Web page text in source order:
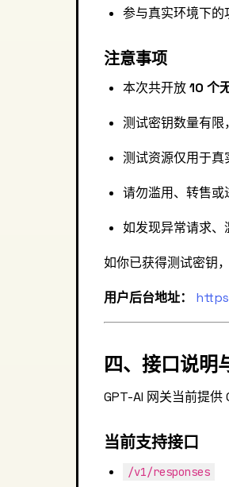
参与真实环境下的
注意事项
本次共开放10 个
测试密钥数量有
测试资源仅用于
请勿滥用、转售或
如发现异常请求
如你已获得测试密钥
用户后台地址：
四、接口说明
GPT-AI 网关当前提供
当前支持接口
/v1/responses